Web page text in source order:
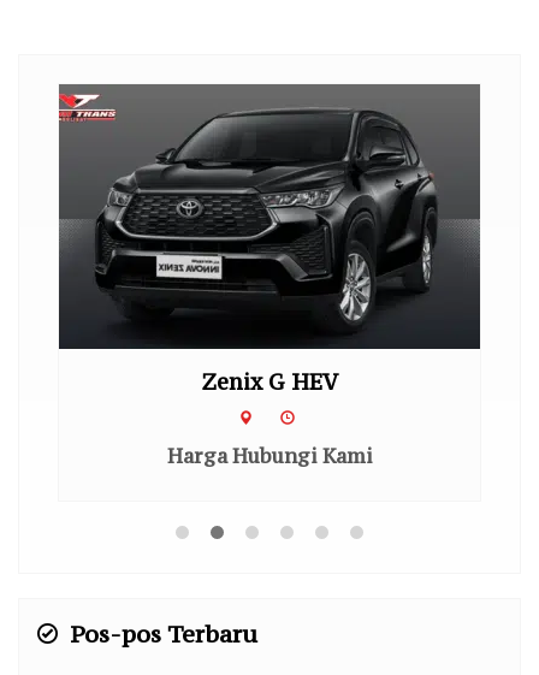
Zenix G HEV
Harga Hubungi Kami
Pos-pos Terbaru